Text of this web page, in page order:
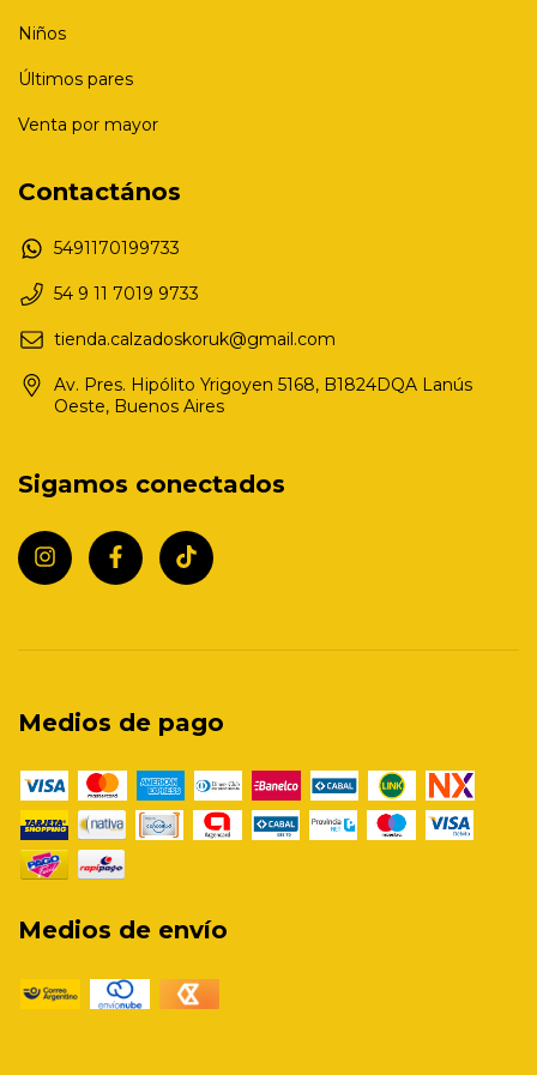
Niños
Últimos pares
Venta por mayor
Contactános
5491170199733
54 9 11 7019 9733
tienda.calzadoskoruk@gmail.com
Av. Pres. Hipólito Yrigoyen 5168, B1824DQA Lanús
Oeste, Buenos Aires
Sigamos conectados
Medios de pago
Medios de envío